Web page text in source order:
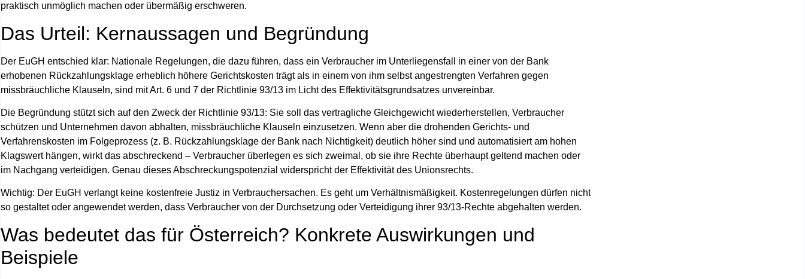
praktisch unmöglich machen oder übermäßig erschweren.
Das Urteil: Kernaussagen und Begründung
Der EuGH entschied klar: Nationale Regelungen, die dazu führen, dass ein Verbraucher im Unterliegensfall in einer von der Bank
erhobenen Rückzahlungsklage erheblich höhere Gerichtskosten trägt als in einem von ihm selbst angestrengten Verfahren gegen
missbräuchliche Klauseln, sind mit Art. 6 und 7 der Richtlinie 93/13 im Licht des Effektivitätsgrundsatzes unvereinbar.
Die Begründung stützt sich auf den Zweck der Richtlinie 93/13: Sie soll das vertragliche Gleichgewicht wiederherstellen, Verbraucher
schützen und Unternehmen davon abhalten, missbräuchliche Klauseln einzusetzen. Wenn aber die drohenden Gerichts- und
Verfahrenskosten im Folgeprozess (z. B. Rückzahlungsklage der Bank nach Nichtigkeit) deutlich höher sind und automatisiert am hohen
Klagswert hängen, wirkt das abschreckend – Verbraucher überlegen es sich zweimal, ob sie ihre Rechte überhaupt geltend machen oder
im Nachgang verteidigen. Genau dieses Abschreckungspotenzial widerspricht der Effektivität des Unionsrechts.
Wichtig: Der EuGH verlangt keine kostenfreie Justiz in Verbrauchersachen. Es geht um Verhältnismäßigkeit. Kostenregelungen dürfen nicht
so gestaltet oder angewendet werden, dass Verbraucher von der Durchsetzung oder Verteidigung ihrer 93/13‑Rechte abgehalten werden.
Was bedeutet das für Österreich? Konkrete Auswirkungen und
Beispiele